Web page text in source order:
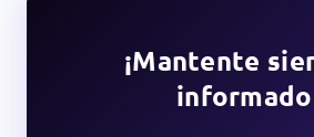
¡Mantente